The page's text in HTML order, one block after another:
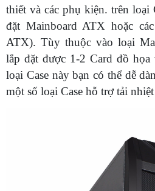
thiết và các phụ kiện. trên loại
đặt Mainboard ATX hoặc
ATX). Tùy thuộc vào loại
lắp đặt được 1-2 Card đồ
loại Case này bạn có thể dễ
một số loại Case hỗ trợ tải